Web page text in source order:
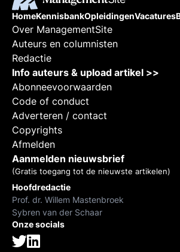
HomeKennisbankOpleidingenVacatures
Over ManagementSite
Auteurs en columnisten
Redactie
Info auteurs & upload artikel >>
Abonneevoorwaarden
Code of conduct
Adverteren / contact
Copyrights
Afmelden
Aanmelden nieuwsbrief
(Gratis toegang tot de nieuwste artikelen)
Hoofdredactie
Prof. dr. Willem Mastenbroek
Sybren van der Schaar
Onze socials